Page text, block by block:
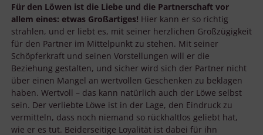
Für den Löwen ist die Liebe und die Partnerschaft vor
allem eines: etwas Großartiges! Hier kann er so richtig
strahlen, und er liebt es, mit seiner herzlichen Großzügigkeit
für den Partner im Mittelpunkt zu stehen. Mit seiner
Schöpferkraft und seinen Vorstellungen will er die
Beziehung gestalten, und sicher wird sich der Partner nicht
über einen Mangel an wertvollen Geschenken zu beklagen
haben. Wertvoll – das kann natürlich auch der Löwe selbst
sein. Der verliebte Löwe ist in der Lage, den Eindruck zu
vermitteln, dass noch niemand so rückhaltlos geliebt hat,
wie er es tut. Beiderseitige Loyalität ist dabei für ihn